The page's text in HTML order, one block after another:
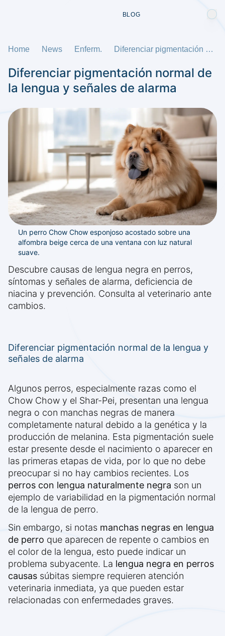
BLOG
Home News Enferm. Diferenciar pigmentación normal de la lengua y señales de alarma
Diferenciar pigmentación normal de
la lengua y señales de alarma
Un perro Chow Chow esponjoso acostado sobre una
alfombra beige cerca de una ventana con luz natural
suave.
Descubre causas de lengua negra en perros,
síntomas y señales de alarma, deficiencia de
niacina y prevención. Consulta al veterinario ante
cambios.
Diferenciar pigmentación normal de la lengua y
señales de alarma
Algunos perros, especialmente razas como el
Chow Chow y el Shar-Pei, presentan una lengua
negra o con manchas negras de manera
completamente natural debido a la genética y la
producción de melanina. Esta pigmentación suele
estar presente desde el nacimiento o aparecer en
las primeras etapas de vida, por lo que no debe
preocupar si no hay cambios recientes. Los
perros con lengua naturalmente negra son un
ejemplo de variabilidad en la pigmentación normal
de la lengua de perro.
Sin embargo, si notas manchas negras en lengua
de perro que aparecen de repente o cambios en
el color de la lengua, esto puede indicar un
problema subyacente. La lengua negra en perros
causas súbitas siempre requieren atención
veterinaria inmediata, ya que pueden estar
relacionadas con enfermedades graves.